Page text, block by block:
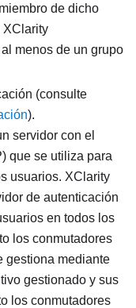
de dicho
XClarity
menos de un grupo
(consulte
).
servidor con el
que se utiliza para
usuarios. XClarity
de autenticación
en todos los
los conmutadores
gestiona mediante
gestionado y sus
los conmutadores